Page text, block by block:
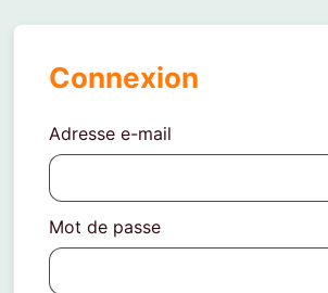
Connexion
Adresse e-mail
Mot de passe